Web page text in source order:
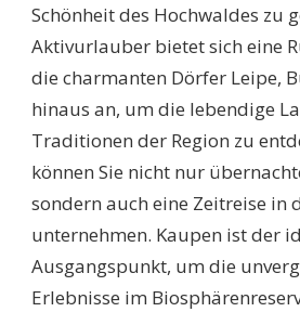
Schönheit des Hochwaldes zu
Aktivurlauber bietet sich eine
die charmanten Dörfer Leipe,
hinaus an, um die lebendige
Traditionen der Region zu
können Sie nicht nur
sondern auch eine Zeitreise in
unternehmen. Kaupen ist der
Ausgangspunkt, um die
Erlebnisse im